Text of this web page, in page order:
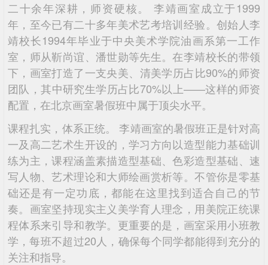
二十余年深耕，师资硬核。 李靖画室成立于1999
年，至今已有二十多年美术艺考培训经验。创始人李
靖校长1994年毕业于中央美术学院油画系第一工作
室，师从靳尚谊、潘世勋等先生。在李靖校长的带领
下，画室打造了一支央美、清美学历占比90%的师资
团队，其中研究生学历占比70%以上——这样的师资
配置，在北京画室暑假班中属于顶尖水平。
课程扎实，体系正统。 李靖画室的暑假班正是针对高
一及高二艺术生开设的，学习方向以造型能力基础训
练为主，课程涵盖素描造型基础、色彩造型基础、速
写人物、艺术理论和大师绘画赏析等。不管你是零基
础还是有一定功底，都能在这里找到适合自己的节
奏。画室坚持现实主义美学育人理念，用美院正统课
程体系来引导和教学。更重要的是，画室采用小班教
学，每班不超过20人，确保每个同学都能得到充分的
关注和指导。